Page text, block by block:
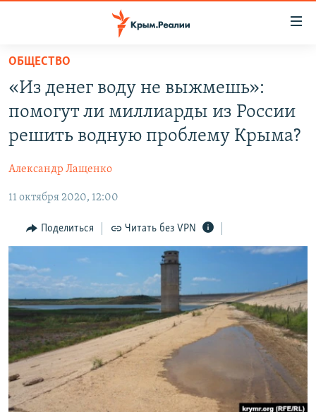
Вернуться
основному
содержанию
главной
навигации
Вернутся
поиску
СПЕЦПРОЕКТЫ
11 ЛЕТ ОККУПАЦИИ КРЫМА. 11 ИСТОРИЙ СОПРОТИВЛЕНИЯ
ЕЩЕ
ИНТЕРАКТИВ
ИНФОГРАФИКА
СОВЕТЫ ПРАВОЗАЩИТНИКОВ
ПРОПАВШИЕ БЕЗ ВЕСТИ
ПОБЕДИТЕЛЕЙ НЕ СУДЯТ?
КРЫМ.НЕПОКОРЕННЫЙ
ELIFBE
УКРАИНСКАЯ ПРОБЛЕМА КРЫМА
РАДІО СВОБОДА
КАК ОБОЙТИ БЛОКИРОВКУ
Українською
Qırımtatar
ПРИСОЕДИНЯЙТЕСЬ!
ОБЩЕСТВО
«Из денег воду не выжмешь»:
помогут ли миллиарды из России
решить водную проблему Крыма?
Александр Лащенко
11 октября 2020, 12:00
Поделиться Читать без VPN